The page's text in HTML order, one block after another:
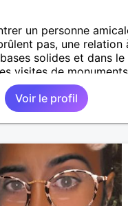
un personne
pas, une relation
solides et dans le
visites de monuments
restaurants, cinéma
n'est pas ma
le coeur que ce situe
petit mot me ferai
Voir le profil